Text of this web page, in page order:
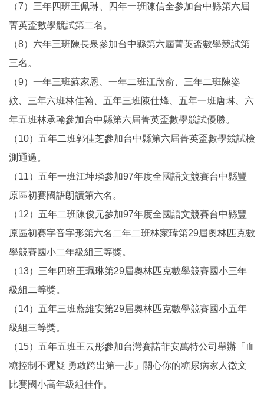
（7）三年四班王佩琳、四年一班陳信全參加台中縣第六屆
菁英盃數學競試第二名。
（8）六年三班陳長泉參加台中縣第六屆菁英盃數學競試第
三名。
（9）一年三班蘇家恩、一年二班江欣俞、三年二班陳姿
妏、三年六班林佳翰、五年三班陳仕烽、五年一班唐琳、六
年五班林承翰參加台中縣第六屆菁英盃數學競試優勝。
（10）五年二班郭佳芝參加台中縣第六屆菁英盃數學競試檢
測通過。
（11）五年一班江坤璘參加97年度全國語文競賽台中縣豐
原區初賽國語朗讀第六名。
（12）五年二班陳俊元參加97年度全國語文競賽台中縣豐
原區初賽字音字形第六名二年二班林家瑋第29屆奧林匹克數
學競賽國小二年級組三等獎。
（13）三年四班王珮琳第29屆奧林匹克數學競賽國小三年
級組二等獎。
（14）五年三班藍維安第29屆奧林匹克數學競賽國小五年
級組三等獎。
（15）五年五班王云彤參加台灣賽諾菲安萬特公司舉辦「血
糖控制不遲疑 勇敢跨出第一步」關心你的糖尿病家人徵文
比賽國小高年級組佳作。